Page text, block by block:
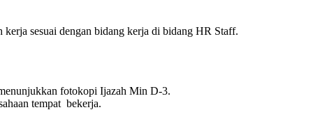
kerja sesuai dengan bidang kerja di bidang HR Staff.
fotokopi Ijazah Min D-3.
tempat bekerja.